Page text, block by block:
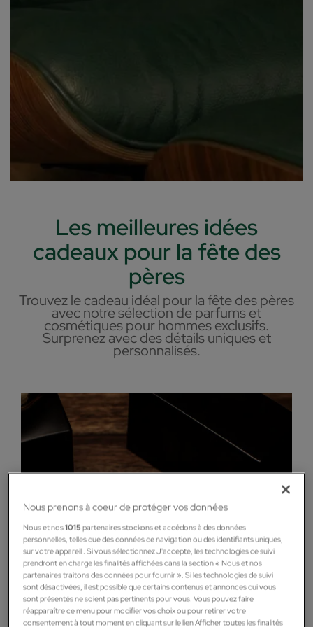
Les meilleures idées
cadeaux pour la fête des
pères
Trouvez le cadeau idéal pour la fête des pères
avec notre sélection de parfums et
cosmétiques pour hommes exclusifs.
Surprenez avec des détails uniques et
personnalisés.
Nous prenons à coeur de protéger vos données
Nous et nos1015 partenaires stockons et accédons à des données
personnelles, telles que des données de navigation ou des identifiants uniques,
sur votre appareil . Si vous sélectionnez J'accepte, les technologies de suivi
prendront en charge les finalités affichées dans la section « Nous et nos
partenaires traitons des données pour fournir ». Si les technologies de suivi
sont désactivées, il est possible que certains contenus et annonces qui vous
sont présentés ne soient pas pertinents pour vous. Vous pouvez faire
réapparaître ce menu pour modifier vos choix ou pour retirer votre
consentement à tout moment en cliquant sur le lien Afficher toutes les finalités